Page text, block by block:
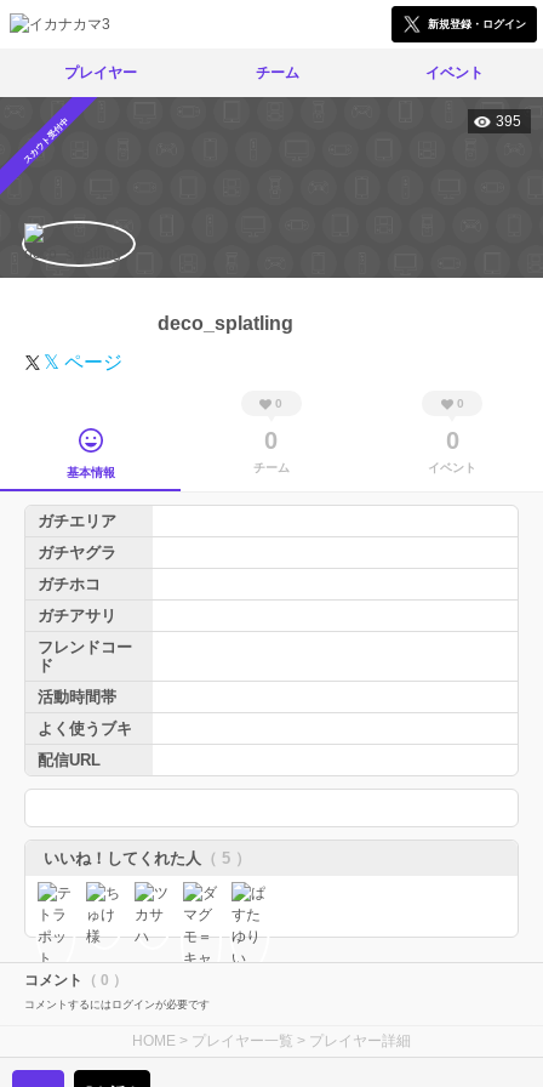
新規登録・ログイン
プレイヤー チーム イベント
スカウト受付中 395
deco_splatling
𝕏 ページ
基本情報
0
0
チーム
0
0
イベント
ガチエリア
ガチヤグラ
ガチホコ
ガチアサリ
フレンドコー
ド
活動時間帯
よく使うブキ
配信URL
いいね！してくれた人 （ 5 ）
コメント （ 0 ）
コメントするにはログインが必要です
HOME > プレイヤー一覧 > プレイヤー詳細